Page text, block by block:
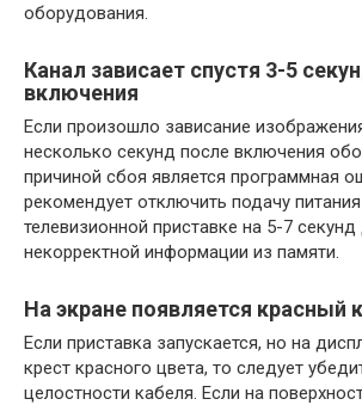
оборудования.
Канал зависает спустя 3-5
включения
Если произошло зависание
несколько секунд после включения
причиной сбоя является программная
рекомендует отключить подачу питания
телевизионной приставке на 5-7
некорректной информации из памяти.
На экране появляется красный
Если приставка запускается, но на
крест красного цвета, то следует
целостности кабеля. Если на